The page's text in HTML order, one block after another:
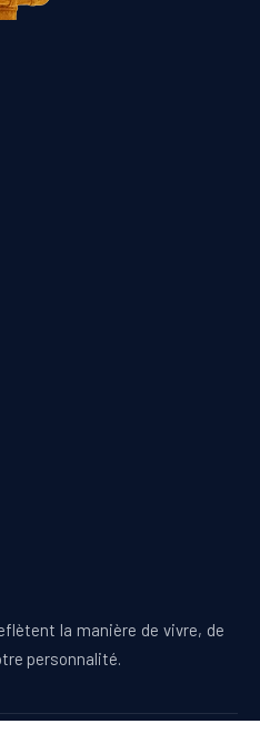
la manière de vivre, de
personnalité.